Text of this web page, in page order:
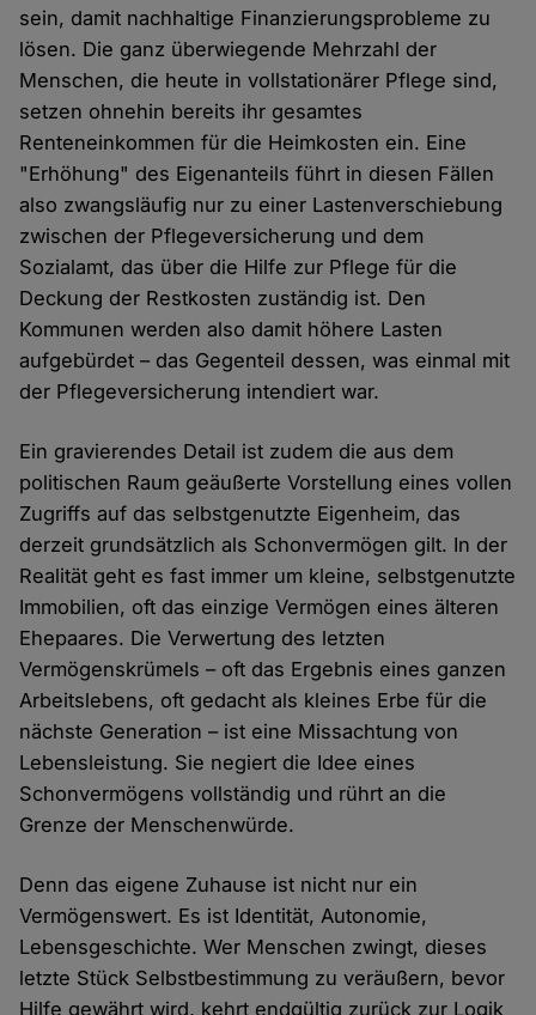
sein, damit nachhaltige Finanzierungsprobleme zu
lösen. Die ganz überwiegende Mehrzahl der
Menschen, die heute in vollstationärer Pflege sind,
setzen ohnehin bereits ihr gesamtes
Renteneinkommen für die Heimkosten ein. Eine
"Erhöhung" des Eigenanteils führt in diesen Fällen
also zwangsläufig nur zu einer Lastenverschiebung
zwischen der Pflegeversicherung und dem
Sozialamt, das über die Hilfe zur Pflege für die
Deckung der Restkosten zuständig ist. Den
Kommunen werden also damit höhere Lasten
aufgebürdet – das Gegenteil dessen, was einmal mit
der Pflegeversicherung intendiert war.
Ein gravierendes Detail ist zudem die aus dem
politischen Raum geäußerte Vorstellung eines vollen
Zugriffs auf das selbstgenutzte Eigenheim, das
derzeit grundsätzlich als Schonvermögen gilt. In der
Realität geht es fast immer um kleine, selbstgenutzte
Immobilien, oft das einzige Vermögen eines älteren
Ehepaares. Die Verwertung des letzten
Vermögenskrümels – oft das Ergebnis eines ganzen
Arbeitslebens, oft gedacht als kleines Erbe für die
nächste Generation – ist eine Missachtung von
Lebensleistung. Sie negiert die Idee eines
Schonvermögens vollständig und rührt an die
Grenze der Menschenwürde.
Denn das eigene Zuhause ist nicht nur ein
Vermögenswert. Es ist Identität, Autonomie,
Lebensgeschichte. Wer Menschen zwingt, dieses
letzte Stück Selbstbestimmung zu veräußern, bevor
Hilfe gewährt wird, kehrt endgültig zurück zur Logik